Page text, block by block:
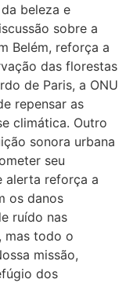
beleza e
sobre a
Belém, reforça a
das florestas
de Paris, a ONU
repensar as
climática. Outro
sonora urbana
seu
alerta reforça a
os danos
ruído nas
mas todo o
missão,
dos